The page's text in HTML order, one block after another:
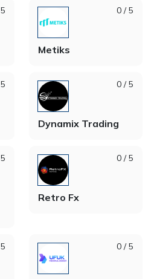
0 / 5
Metiks
0 / 5
Dynamix Trading
0 / 5
Retro Fx
0 / 5